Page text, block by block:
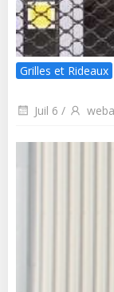
Grilles et Rideaux
Juil 6 /